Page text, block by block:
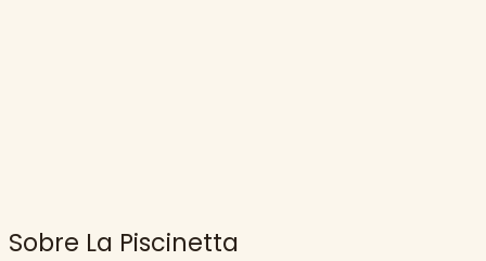
Sobre La Piscinetta